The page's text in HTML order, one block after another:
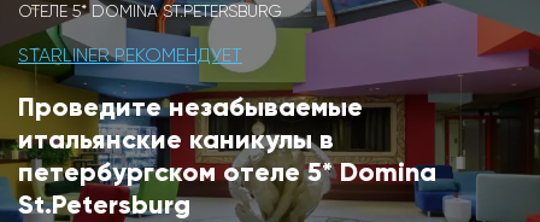
ОТЕЛЕ 5* DOMINA ST.PETERSBURG
STARLINER РЕКОМЕНДУЕТ
Проведите незабываемые
итальянские каникулы в
петербургском отеле 5* Domina
St.Petersburg